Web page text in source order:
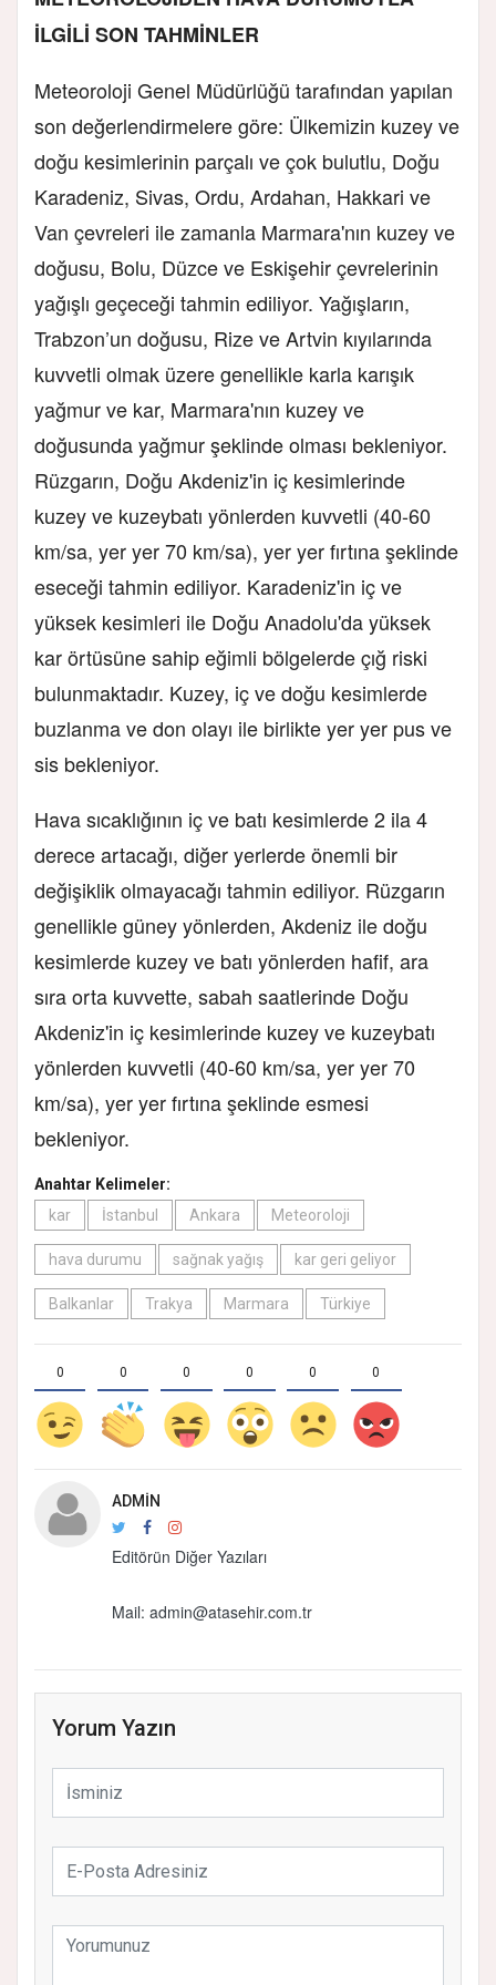
İLGİLİ SON TAHMİNLER
Meteoroloji Genel Müdürlüğü tarafından yapılan
son değerlendirmelere göre: Ülkemizin kuzey ve
doğu kesimlerinin parçalı ve çok bulutlu, Doğu
Karadeniz, Sivas, Ordu, Ardahan, Hakkari ve
Van çevreleri ile zamanla Marmara'nın kuzey ve
doğusu, Bolu, Düzce ve Eskişehir çevrelerinin
yağışlı geçeceği tahmin ediliyor. Yağışların,
Trabzon’un doğusu, Rize ve Artvin kıyılarında
kuvvetli olmak üzere genellikle karla karışık
yağmur ve kar, Marmara'nın kuzey ve
doğusunda yağmur şeklinde olması bekleniyor.
Rüzgarın, Doğu Akdeniz'in iç kesimlerinde
kuzey ve kuzeybatı yönlerden kuvvetli (40-60
km/sa, yer yer 70 km/sa), yer yer fırtına şeklinde
eseceği tahmin ediliyor. Karadeniz'in iç ve
yüksek kesimleri ile Doğu Anadolu'da yüksek
kar örtüsüne sahip eğimli bölgelerde çığ riski
bulunmaktadır. Kuzey, iç ve doğu kesimlerde
buzlanma ve don olayı ile birlikte yer yer pus ve
sis bekleniyor.
Hava sıcaklığının iç ve batı kesimlerde 2 ila 4
derece artacağı, diğer yerlerde önemli bir
değişiklik olmayacağı tahmin ediliyor. Rüzgarın
genellikle güney yönlerden, Akdeniz ile doğu
kesimlerde kuzey ve batı yönlerden hafif, ara
sıra orta kuvvette, sabah saatlerinde Doğu
Akdeniz'in iç kesimlerinde kuzey ve kuzeybatı
yönlerden kuvvetli (40-60 km/sa, yer yer 70
km/sa), yer yer fırtına şeklinde esmesi
bekleniyor.
Anahtar Kelimeler:
kar
İstanbul Ankara Meteoroloji
hava durumu sağnak yağış kar geri geliyor
Balkanlar Trakya Marmara Türkiye
0 0 0 0 0 0
ADMIN
Editörün Diğer Yazıları
Mail: admin@atasehir.com.tr
Yorum Yazın